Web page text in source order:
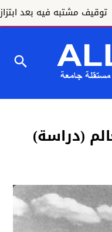
مشتبه فيه بعد ابتزاز
(دراسة)